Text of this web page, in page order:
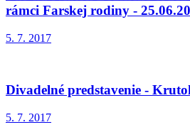
rámci Farskej rodiny -
5. 7. 2017
Divadelné predstavenie -
5. 7. 2017